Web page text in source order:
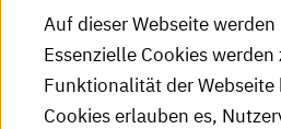
HKA-Publikationen
RSS-Feed
Auf dieser Webseite
Essenzielle Cookies
Funktionalität der
Cookies erlauben es,